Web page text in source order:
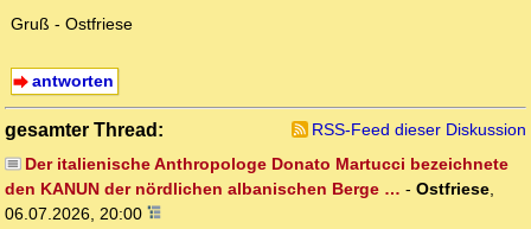
Gruß - Ostfriese
antworten
gesamter Thread:
RSS-Feed dieser Diskussion
Der italienische Anthropologe Donato Martucci bezeichnete
den KANUN der nördlichen albanischen Berge … - Ostfriese,
06.07.2026, 20:00